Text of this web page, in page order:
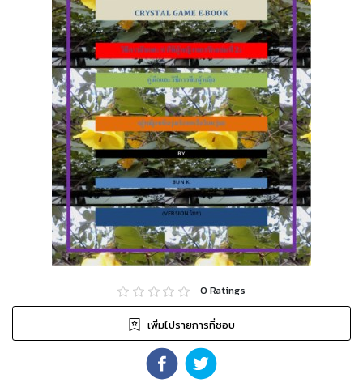
0 Ratings
เพิ่มไปรายการที่ชอบ